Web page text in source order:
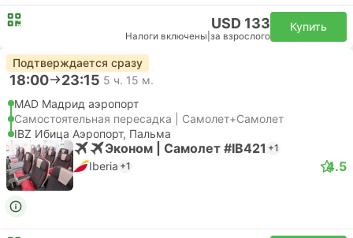
USD 133
Налоги включены за взрослого
Купить
Подтверждается сразу
18:00 23:15 5 ч. 15 м.
MAD Мадрид аэропорт
Самостоятельная пересадка | Самолет+Самолет
IBZ Ибица Аэропорт, Пальма
Эконом | Самолет #IB421 +1
Iberia +1 4.5